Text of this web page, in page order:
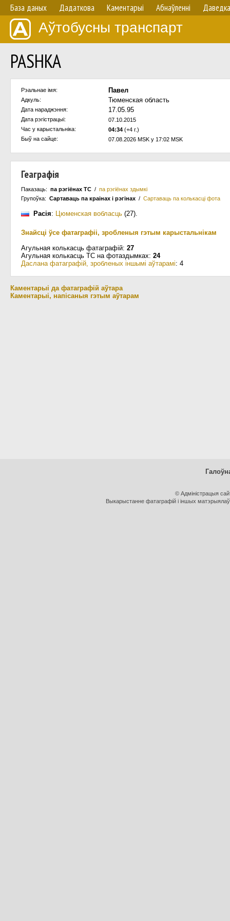
База даных Дадаткова Каментарыі Абнаўленнi Даведка
Аўтобусны транспарт
PASHKA
Рэальнае імя: Павел
Адкуль: Тюменская область
Дата нараджэння: 17.05.95
Дата рэгістрацыі:
07.10.2015
Час у карыстальнiка:
04:34 (+4 г.)
Быў на сайце:
07.08.2026 MSK у 17:02 MSK
Геаграфія
Паказаць: па рэгіёнах ТС / па рэгіёнах здымкі
Групоўка: Сартаваць па краiнах i рэгінах / Сартаваць па колькасцi фота
Расія: Цюменская вобласць (27).
Знайсці ўсе фатаграфіі, зробленыя гэтым карыстальнікам
Агульная колькасць фатаграфій: 27
Агульная колькасць ТС на фотаздымках: 24
Даслана фатаграфій, зробленых іншымі аўтарамі: 4
Каментарыі да фатаграфій аўтара
Каментарыі, напісаныя гэтым аўтарам
© Адміністрацыя
Выкарыстанне фатаграфій і іншых